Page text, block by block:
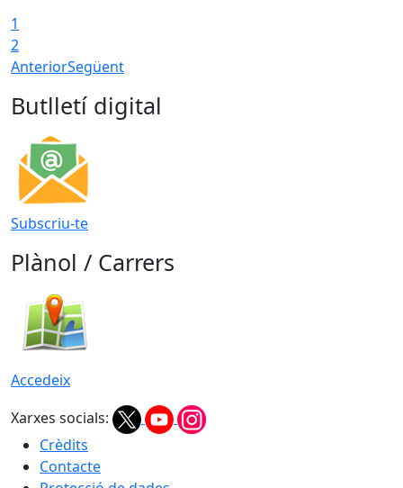
1
2
AnteriorSegüent
Butlletí digital
Subscriu-te
Plànol / Carrers
Accedeix
Xarxes socials:
Crèdits
Contacte